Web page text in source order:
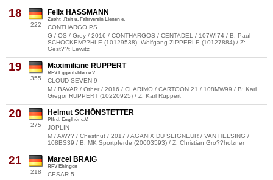
18
222
Felix HASSMANN
Zucht-,Reit u. Fahrverein Lienen e.
CONTHARGO PS
G / OS / Grey / 2016 / CONTHARGOS / CENTADEL / 107WI74 / B: Paul
SCHOCKEM??HLE (10129538), Wolfgang ZIPPERLE (10127884) / Z:
Gest??t Lewitz
19
355
Maximiliane RUPPERT
RFV Eggenfelden e.V.
CLOUD SEVEN 9
M / BAVAR / Other / 2016 / CLARIMO / CARTOON 21 / 108MW99 / B: Karl
Gregor RUPPERT (10220925) / Z: Karl Ruppert
20
275
Helmut SCHÖNSTETTER
Pffrd. Englhör e.V.
JOPLIN
M / AW?? / Chestnut / 2017 / AGANIX DU SEIGNEUR / VAN HELSING /
108BS39 / B: MK Sportpferde (20003593) / Z: Christian Gro??holzner
21
218
Marcel BRAIG
RFV Ehingen
CESAR 5